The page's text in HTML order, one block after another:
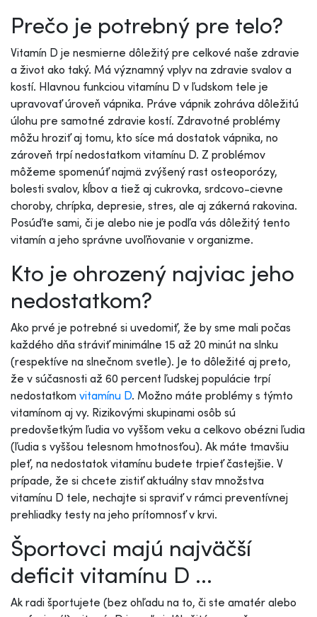
Prečo je potrebný pre telo?
Vitamín D je nesmierne dôležitý pre celkové naše zdravie
a život ako taký. Má významný vplyv na zdravie svalov a
kostí. Hlavnou funkciou vitamínu D v ľudskom tele je
upravovať úroveň vápnika. Práve vápnik zohráva dôležitú
úlohu pre samotné zdravie kostí. Zdravotné problémy
môžu hroziť aj tomu, kto síce má dostatok vápnika, no
zároveň trpí nedostatkom vitamínu D. Z problémov
môžeme spomenúť najmä zvýšený rast osteoporózy,
bolesti svalov, kĺbov a tiež aj cukrovka, srdcovo-cievne
choroby, chrípka, depresie, stres, ale aj zákerná rakovina.
Posúďte sami, či je alebo nie je podľa vás dôležitý tento
vitamín a jeho správne uvoľňovanie v organizme.
Kto je ohrozený najviac jeho
nedostatkom?
Ako prvé je potrebné si uvedomiť, že by sme mali počas
každého dňa stráviť minimálne 15 až 20 minút na slnku
(respektíve na slnečnom svetle). Je to dôležité aj preto,
že v súčasnosti až 60 percent ľudskej populácie trpí
nedostatkom vitamínu D. Možno máte problémy s týmto
vitamínom aj vy. Rizikovými skupinami osôb sú
predovšetkým ľudia vo vyššom veku a celkovo obézni ľudia
(ľudia s vyššou telesnom hmotnosťou). Ak máte tmavšiu
pleť, na nedostatok vitamínu budete trpieť častejšie. V
prípade, že si chcete zistiť aktuálny stav množstva
vitamínu D tele, nechajte si spraviť v rámci preventívnej
prehliadky testy na jeho prítomnosť v krvi.
Športovci majú najväčší
deficit vitamínu D ...
Ak radi športujete (bez ohľadu na to, či ste amatér alebo